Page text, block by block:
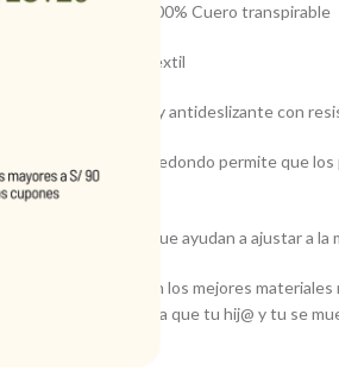
• Material Exterior: 100% Cuero transpirable
• Material Interior: Textil
• Suela: Goma suave y antideslizante con
• Puntera: El diseño redondo permite que
protege el tobillo.
• Cierre: Pasadores que ayudan a ajustar a la
• Cómodo: Hecho con los mejores
buena comodidad para que tu hij@ y tu se